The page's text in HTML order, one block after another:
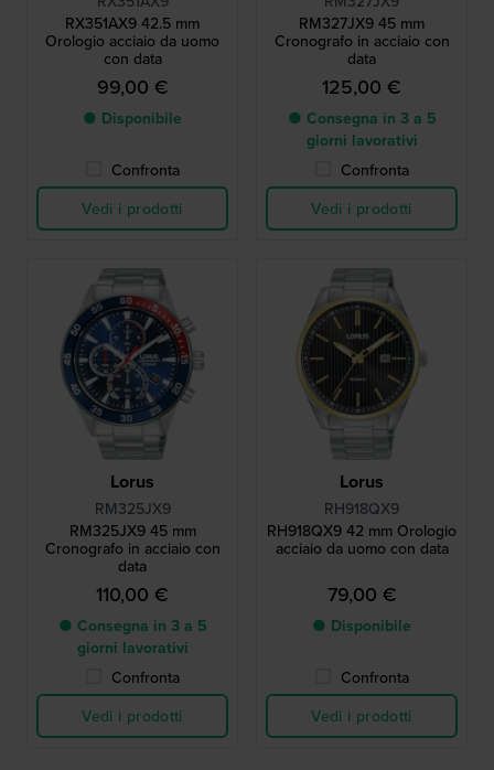
RX351AX9 42.5 mm
Orologio acciaio da uomo
con data
99,00 €
● Disponibile
Confronta
Vedi i prodotti
RM327JX9 45 mm
Cronografo in acciaio con
data
125,00 €
● Consegna in 3 a 5
giorni lavorativi
Confronta
Vedi i prodotti
Lorus
RM325JX9
RM325JX9 45 mm
Cronografo in acciaio con
data
110,00 €
● Consegna in 3 a 5
giorni lavorativi
Confronta
Vedi i prodotti
Lorus
RH918QX9
RH918QX9 42 mm Orologio
acciaio da uomo con data
79,00 €
● Disponibile
Confronta
Vedi i prodotti